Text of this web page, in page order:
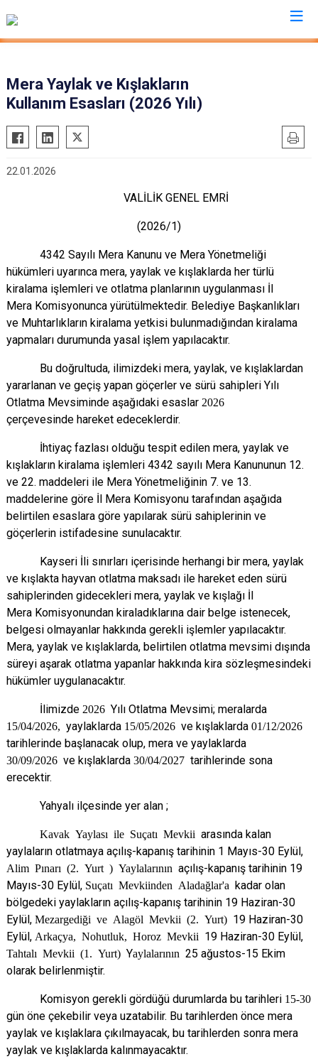
Kayseri
Akkışla
Bünyan
Felahiye
Melikgazi
Özvatan
Talas
Tomarza
Yeşilhisar
Mera Yaylak ve Kışlakların
Kullanım Esasları (2026 Yılı)
22.01.2026
VALİLİK GENEL EMRİ
(2026/1)
4342 Sayılı Mera Kanunu ve Mera Yönetmeliği
hükümleri uyarınca mera, yaylak ve kışlaklarda her türlü
kiralama işlemleri ve otlatma planlarının uygulanması İl
Mera Komisyonunca yürütülmektedir. Belediye Başkanlıkları
ve Muhtarlıkların kiralama yetkisi bulunmadığından kiralama
yapmaları durumunda yasal işlem yapılacaktır.
Bu doğrultuda, ilimizdeki mera, yaylak, ve kışlaklardan
yararlanan ve geçiş yapan göçerler ve sürü sahipleri Yılı
Otlatma Mevsiminde aşağıdaki esaslar 2026
çerçevesinde hareket edeceklerdir.
İhtiyaç fazlası olduğu tespit edilen mera, yaylak ve
kışlakların kiralama işlemleri 4342 sayılı Mera Kanununun 12.
ve 22. maddeleri ile Mera Yönetmeliğinin 7. ve 13.
maddelerine göre İl Mera Komisyonu tarafından aşağıda
belirtilen esaslara göre yapılarak sürü sahiplerinin ve
göçerlerin istifadesine sunulacaktır.
Kayseri İli sınırları içerisinde herhangi bir mera, yaylak
ve kışlakta hayvan otlatma maksadı ile hareket eden sürü
sahiplerinden gidecekleri mera, yaylak ve kışlağı İl
Mera Komisyonundan kiraladıklarına dair belge istenecek,
belgesi olmayanlar hakkında gerekli işlemler yapılacaktır.
Mera, yaylak ve kışlaklarda, belirtilen otlatma mevsimi dışında
süreyi aşarak otlatma yapanlar hakkında kira sözleşmesindeki
hükümler uygulanacaktır.
İlimizde2026Yılı Otlatma Mevsimi; meralarda
15/04/2026 yaylaklarda 15/05/2026 ve kışlaklarda 01/12/2026
tarihlerinde başlanacak olup, mera ve yaylaklarda
30/09/2026 ve kışlaklarda 30/04/2027 tarihlerinde sona
erecektir.
Yahyalı ilçesinde yer alan ;
Kavak Yaylası ile Suçatı Mevkiiarasında kalan
yaylaların otlatmaya açılış-kapanış tarihinin 1 Mayıs-30 Eylül,
Alim Pınarı (2. Yurt ) Yaylalarının açılış-kapanış tarihinin 19
Mayıs-30 Eylül, Suçatı Mevkiinden Aladağlar'a kadar olan
bölgedeki yaylakların açılış-kapanış tarihinin 19 Haziran-30
Eylül, Mezargediği ve Alagöl Mevkii (2. Yurt) 19 Haziran-30
Eylül, Arkaçya, Nohutluk, Horoz Mevkii 19 Haziran-30 Eylül,
Tahtalı Mevkii (1. Yurt) Yaylalarının 25 ağustos-15 Ekim
olarak belirlenmiştir.
Komisyon gerekli gördüğü durumlarda bu tarihleri 15-30
gün öne çekebilir veya uzatabilir. Bu tarihlerden önce mera
yaylak ve kışlaklara çıkılmayacak, bu tarihlerden sonra mera
yaylak ve kışlaklarda kalınmayacaktır.